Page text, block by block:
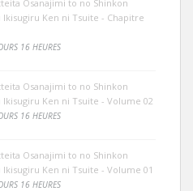
Osanajimi to no Shinkon
Ikisugiru Ken ni Tsuite - Chapitre
16 HEURES
Osanajimi to no Shinkon
Ikisugiru Ken ni Tsuite - Volume 02
16 HEURES
Osanajimi to no Shinkon
Ikisugiru Ken ni Tsuite - Volume 01
16 HEURES